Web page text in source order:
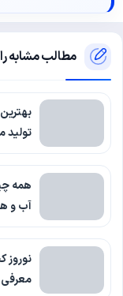
مطالب مشابه را
تولید
همه
آب و